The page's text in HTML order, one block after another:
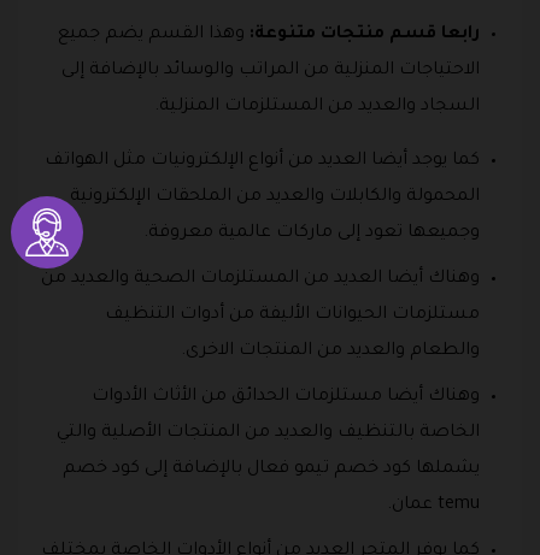
رابعا قسم منتجات متنوعة: وهذا القسم يضم جميع
الاحتياجات المنزلية من المراتب والوسائد بالإضافة إلى
السجاد والعديد من المستلزمات المنزلية.
كما يوجد أيضا العديد من أنواع الإلكترونيات مثل الهواتف
المحمولة والكابلات والعديد من الملحقات الإلكترونية
وجميعها تعود إلى ماركات عالمية معروفة.
وهناك أيضا العديد من المستلزمات الصحية والعديد من
مستلزمات الحيوانات الأليفة من أدوات التنظيف
والطعام والعديد من المنتجات الاخرى.
وهناك أيضا مستلزمات الحدائق من الأثاث الأدوات
الخاصة بالتنظيف والعديد من المنتجات الأصلية والتي
يشملها كود خصم تيمو فعال بالإضافة إلى كود خصم
temu عمان.